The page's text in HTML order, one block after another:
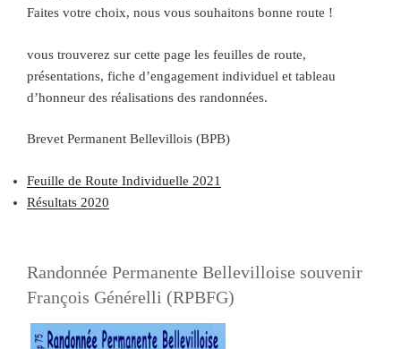
Faites votre choix, nous vous souhaitons bonne route !
vous trouverez sur cette page les feuilles de route,
présentations, fiche d’engagement individuel et tableau
d’honneur des réalisations des randonnées.
Brevet Permanent Bellevillois (BPB)
Feuille de Route Individuelle 2021
Résultats 2020
Randonnée Permanente Bellevilloise souvenir
François Générelli (RPBFG)